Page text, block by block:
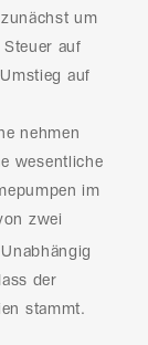
um
auf
auf
nehmen
wesentliche
im
zwei
Unabhängig
der
stammt.